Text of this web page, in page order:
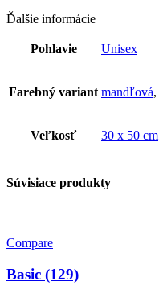
Ďalšie informácie
Pohlavie Unisex
Farebný variant mandľová,
Veľkosť 30 x 50 cm
Súvisiace produkty
Compare
Basic (129)